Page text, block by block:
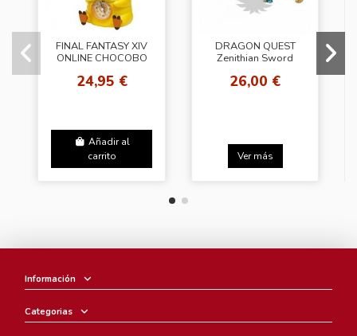
FINAL FANTASY XIV
ONLINE CHOCOBO
24,95 €
Añadir al
carrito
DRAGON QUEST
Zenithian Sword
SPECIAL
26,00 €
Ver más
Información
Categorias